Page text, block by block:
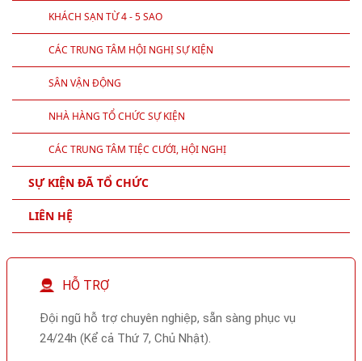
KHÁCH SẠN TỪ 4 - 5 SAO
CÁC TRUNG TÂM HỘI NGHỊ SỰ KIỆN
SÂN VẬN ĐỘNG
NHÀ HÀNG TỔ CHỨC SỰ KIỆN
CÁC TRUNG TÂM TIỆC CƯỚI, HỘI NGHỊ
SỰ KIỆN ĐÃ TỔ CHỨC
LIÊN HỆ
HỖ TRỢ
Đội ngũ hỗ trợ chuyên nghiệp, sẵn sàng phục vụ
24/24h (Kể cả Thứ 7, Chủ Nhật).